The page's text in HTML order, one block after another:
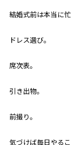
結婚式前は本当に忙
ドレス選び。
席次表。
引き出物。
前撮り。
気づけば毎日やるこ